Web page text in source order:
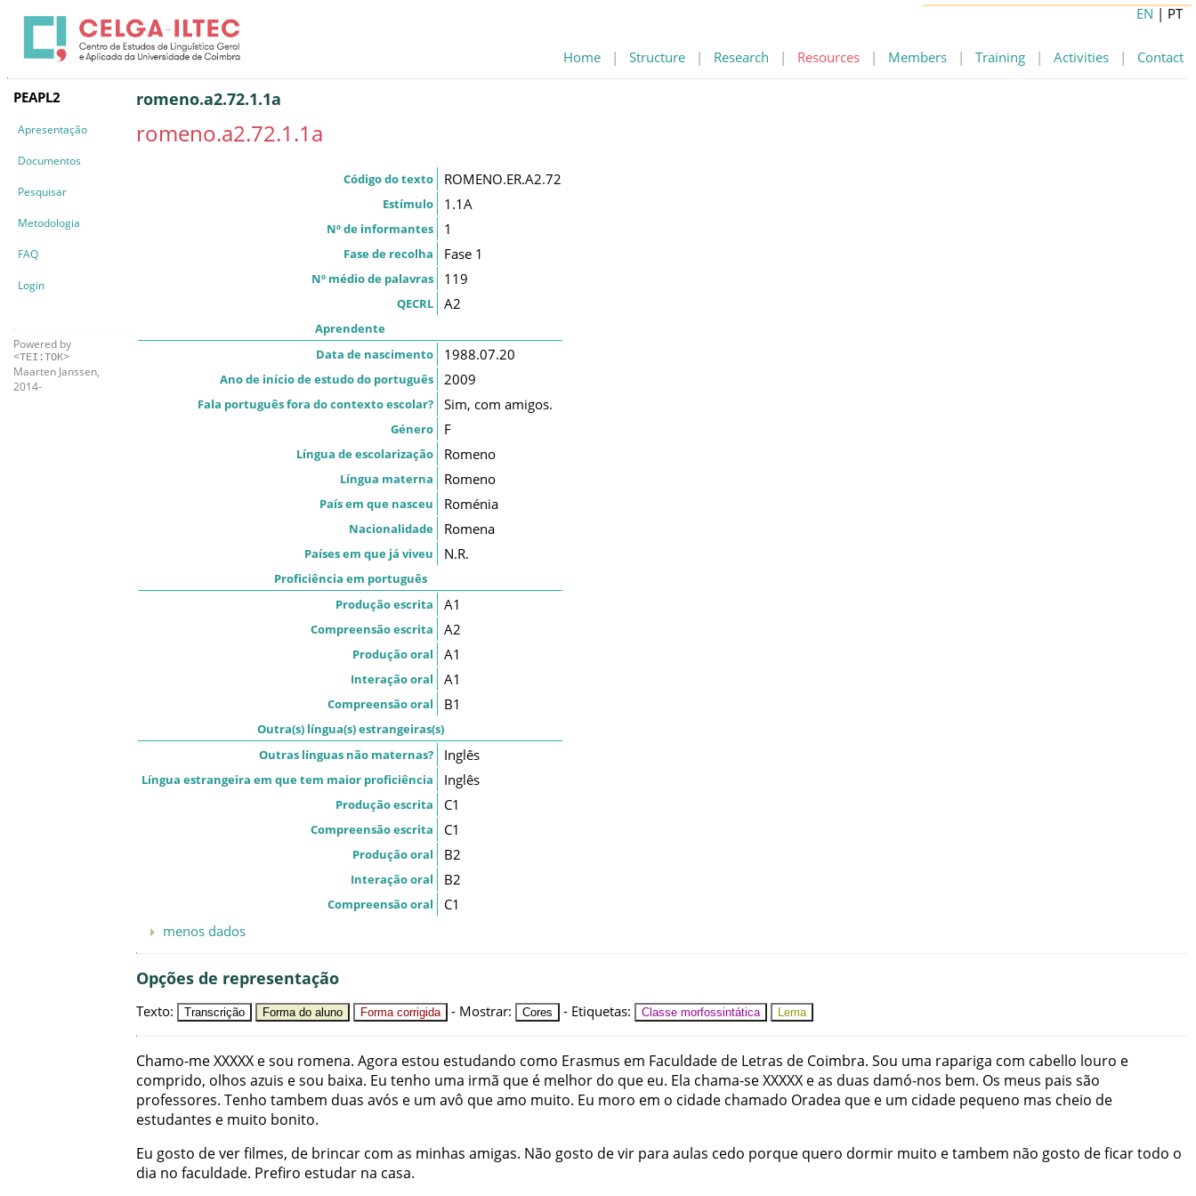
Home | Structure | Research | Resources | Members | Training | Activities | Contact
EN | PT
PEAPL2
Apresentação
Documentos
Pesquisar
Metodologia
FAQ
Login
Powered by
<TEI:TOK>
Maarten Janssen,
2014-
romeno.a2.72.1.1a
romeno.a2.72.1.1a
Código do texto ROMENO.ER.A2.72
Estímulo 1.1A
Nº de informantes 1
Fase de recolha Fase 1
Nº médio de palavras 119
QECRL A2
Aprendente
Data de nascimento
1988.07.20
Ano de início de estudo do português 2009
Fala português fora do contexto escolar? Sim, com amigos.
Género F
Língua de escolarização Romeno
Língua materna Romeno
País em que nasceu Roménia
Nacionalidade Romena
Países em que já viveu N.R.
Proficiência em português
Produção escrita
A1
Compreensão escrita A2
Produção oral A1
Interação oral A1
Compreensão oral B1
Outra(s) língua(s) estrangeiras(s)
Outras línguas não maternas?
Inglês
Língua estrangeira em que tem maior proficiência Inglês
Produção escrita C1
Compreensão escrita C1
Produção oral B2
Interação oral B2
Compreensão oral
C1
menos dados
Opções de representação
Texto: Transcrição Forma do aluno Forma corrigida - Mostrar: Cores - Etiquetas: Classe morfossintática Lema
Chamo-meXXXXX esou romena. Agora estou estudando como Erasmus em Faculdade de Letras de Coimbra. Sou uma rapariga com cabello louro e
comprido, olhos azuis esou baixa. Eu tenho uma irmã que é melhor do que eu. Ela chama-seXXXXX eas duas damó-nos bem. Os meus pais são
professores. Tenho tambem duas avós e um avô queamo muito. Eu moro em o cidade chamado Oradea que e um cidade pequeno mas cheio de
estudantes e muito bonito.
Eu gosto deverfilmes, de brincar com as minhas amigas. Não gosto devir para aulas cedo porque quero dormir muito etambem não gosto deficartodo o
dia no faculdade. Prefiro estudar na casa.